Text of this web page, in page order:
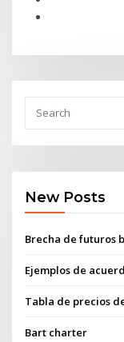
New Posts
Brecha de futuros
Ejemplos de
Tabla de precios
Bart charter